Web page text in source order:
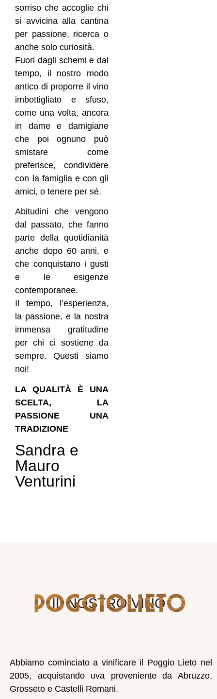
sorriso che accoglie chi
si avvicina alla cantina
per passione, ricerca o
anche solo curiosità.
Fuori dagli schemi e dal
tempo, il nostro modo
antico di proporre il vino
imbottigliato e sfuso,
come una volta, ancora
in dame e damigiane
che poi ognuno può
smistare come
preferisce, condividere
con la famiglia e con gli
amici, o tenere per sé.
Abitudini che vengono
dal passato, che fanno
parte della quotidianità
anche dopo 60 anni, e
che conquistano i gusti
e le esigenze
contemporanee.
Il tempo, l’esperienza,
la passione, e la nostra
immensa gratitudine
per chi ci sostiene da
sempre. Questi siamo
noi!
LA QUALITÀ È UNA
SCELTA, LA
PASSIONE UNA
TRADIZIONE
Sandra e
Mauro
Venturini
IL NOSTRO VINO
POGGIOLIETO
Abbiamo cominciato a vinificare il Poggio Lieto nel
2005, acquistando uva proveniente da Abruzzo,
Grosseto e Castelli Romani.